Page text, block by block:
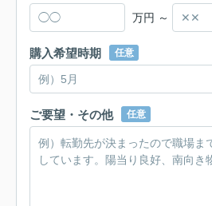
万円 ～
購入希望時期 任意
ご要望・その他 任意